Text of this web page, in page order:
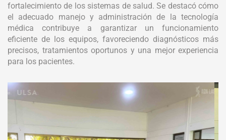
fortalecimiento de los sistemas de salud. Se destacó cómo
el adecuado manejo y administración de la tecnología
médica contribuye a garantizar un funcionamiento
eficiente de los equipos, favoreciendo diagnósticos más
precisos, tratamientos oportunos y una mejor experiencia
para los pacientes.